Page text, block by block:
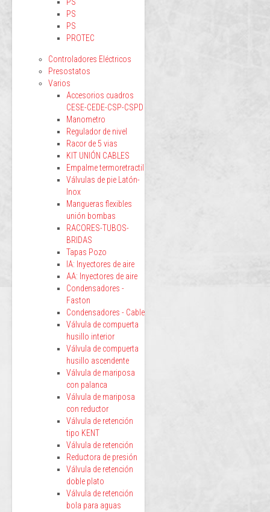
PS
PS
PROTEC
Controladores Eléctricos
Presostatos
Varios
Accesorios cuadros
CESE-CEDE-CSP-CSPD
Manometro
Regulador de nivel
Racor de 5 vias
KIT UNIÓN CABLES
Empalme termoretractil
Válvulas de pie Latón-
Inox
Mangueras flexibles
unión bombas
RACORES-TUBOS-
BRIDAS
Tapas Pozo
IA: Inyectores de aire
AA: Inyectores de aire
Condensadores -
Faston
Condensadores - Cable
Válvula de compuerta
husillo interior
Válvula de compuerta
husillo ascendente
Válvula de mariposa
con palanca
Válvula de mariposa
con reductor
Válvula de retención
tipo KENT
Válvula de retención
Reductora de presión
Válvula de retención
doble plato
Válvula de retención
bola para aguas